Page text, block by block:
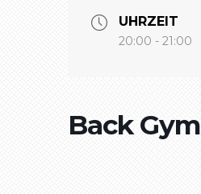
UHRZEIT
20:00 - 21:00
Back Gym